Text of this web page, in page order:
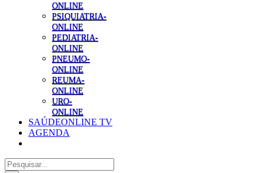
ONLINE
PSIQUIATRIA-
ONLINE
PEDIATRIA-
ONLINE
PNEUMO-
ONLINE
REUMA-
ONLINE
URO-
ONLINE
SAÚDEONLINE TV
AGENDA
Pesquisar